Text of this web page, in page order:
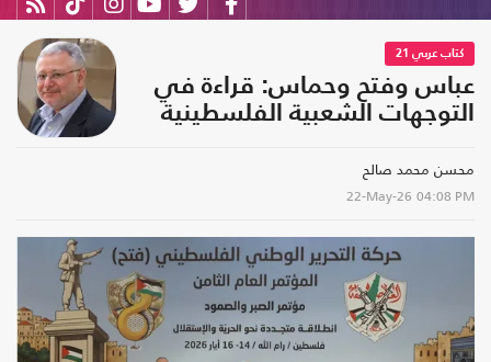
كتاب عربي 21
عباس وفتح وحماس: قراءة في
التوجهات الشعبية الفلسطينية
محسن محمد صالح
22-May-26 04:08 PM